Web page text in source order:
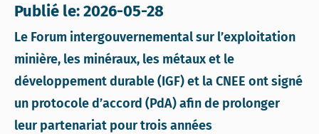
Publié le: 2026-05-28
Le Forum intergouvernemental sur l’exploitation
minière, les minéraux, les métaux et le
développement durable (IGF) et la CNEE ont signé
un protocole d’accord (PdA) afin de prolonger
leur partenariat pour trois années